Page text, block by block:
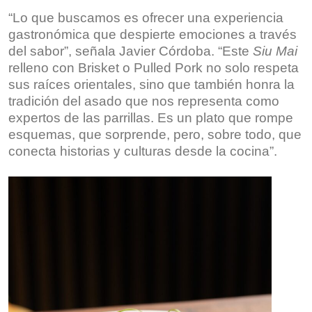
“Lo que buscamos es ofrecer una experiencia
gastronómica que despierte emociones a través
del sabor”, señala Javier Córdoba. “Este Siu Mai
relleno con Brisket o Pulled Pork no solo respeta
sus raíces orientales, sino que también honra la
tradición del asado que nos representa como
expertos de las parrillas. Es un plato que rompe
esquemas, que sorprende, pero, sobre todo, que
conecta historias y culturas desde la cocina”.